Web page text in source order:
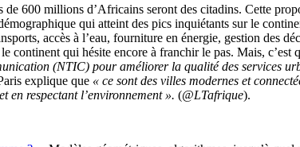
de 600 millions d’Africains seront des citadins. Cette
qui atteint des pics inquiétants sur le
accès à l’eau, fourniture en énergie, gestion des
continent qui hésite encore à franchir le pas. Mais,
(NTIC) pour améliorer la qualité des services
explique que « ce sont des villes modernes et
en respectant l’environnement ». (@LTafrique).